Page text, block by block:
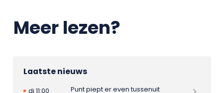
Meer lezen?
Laatste nieuws
di 11:00
Punt piept er even tussenuit